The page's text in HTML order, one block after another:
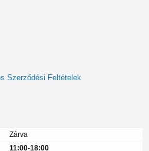
Szerződési Feltételek
Zárva
11:00-18:00